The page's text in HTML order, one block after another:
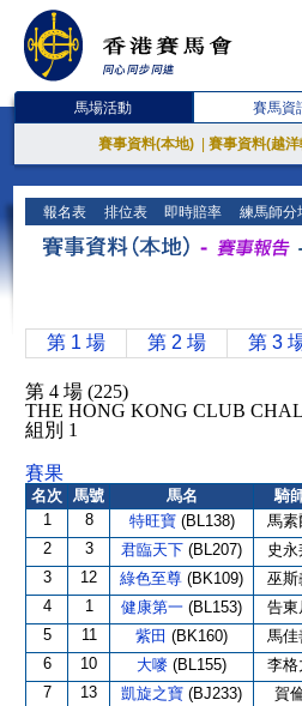
馬場活動 賽馬資
賽事資料(本地) 賽事資料(越
報名表 排位表 即時賠率 練馬師分
第 1 場 第 2 場 第 3
第 4 場 (225)
THE HONG KONG CLUB
組別 1
賽果
名次 馬號 馬名 騎
1
8 特旺寶 (BL138) 馬素
2 3 君臨天下 (BL207) 史永
3 12 綠色至尊 (BK109) 巫斯
4 1 健康第一 (BL153) 告東
5 11 紫田 (BK160) 馬佳
6 10 大嘜 (BL155) 李格
7 13 凱旋之寶 (BJ233) 賀